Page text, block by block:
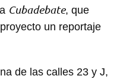
Cubadebate, que
un reportaje
de las calles 23 y J,